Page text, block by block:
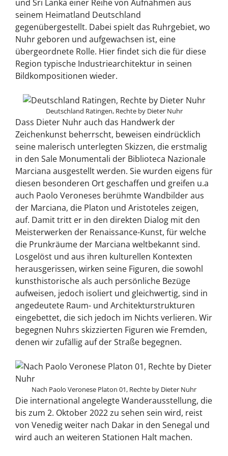
und Sri Lanka einer Reihe von Aufnahmen aus
seinem Heimatland Deutschland
gegenübergestellt. Dabei spielt das Ruhrgebiet, wo
Nuhr geboren und aufgewachsen ist, eine
übergeordnete Rolle. Hier findet sich die für diese
Region typische Industriearchitektur in seinen
Bildkompositionen wieder.
Deutschland Ratingen, Rechte by Dieter Nuhr
Dass Dieter Nuhr auch das Handwerk der
Zeichenkunst beherrscht, beweisen eindrücklich
seine malerisch unterlegten Skizzen, die erstmalig
in den Sale Monumentali der Biblioteca Nazionale
Marciana ausgestellt werden. Sie wurden eigens für
diesen besonderen Ort geschaffen und greifen u.a
auch Paolo Veroneses berühmte Wandbilder aus
der Marciana, die Platon und Aristoteles zeigen,
auf. Damit tritt er in den direkten Dialog mit den
Meisterwerken der Renaissance-Kunst, für welche
die Prunkräume der Marciana weltbekannt sind.
Losgelöst und aus ihren kulturellen Kontexten
herausgerissen, wirken seine Figuren, die sowohl
kunsthistorische als auch persönliche Bezüge
aufweisen, jedoch isoliert und gleichwertig, sind in
angedeutete Raum- und Architekturstrukturen
eingebettet, die sich jedoch im Nichts verlieren. Wir
begegnen Nuhrs skizzierten Figuren wie Fremden,
denen wir zufällig auf der Straße begegnen.
Nach Paolo Veronese Platon 01, Rechte by Dieter Nuhr
Die international angelegte Wanderausstellung, die
bis zum 2. Oktober 2022 zu sehen sein wird, reist
von Venedig weiter nach Dakar in den Senegal und
wird auch an weiteren Stationen Halt machen.